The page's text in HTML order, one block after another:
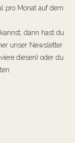
pro Monat auf dem
dann hast du
unser Newsletter
diesen) oder du